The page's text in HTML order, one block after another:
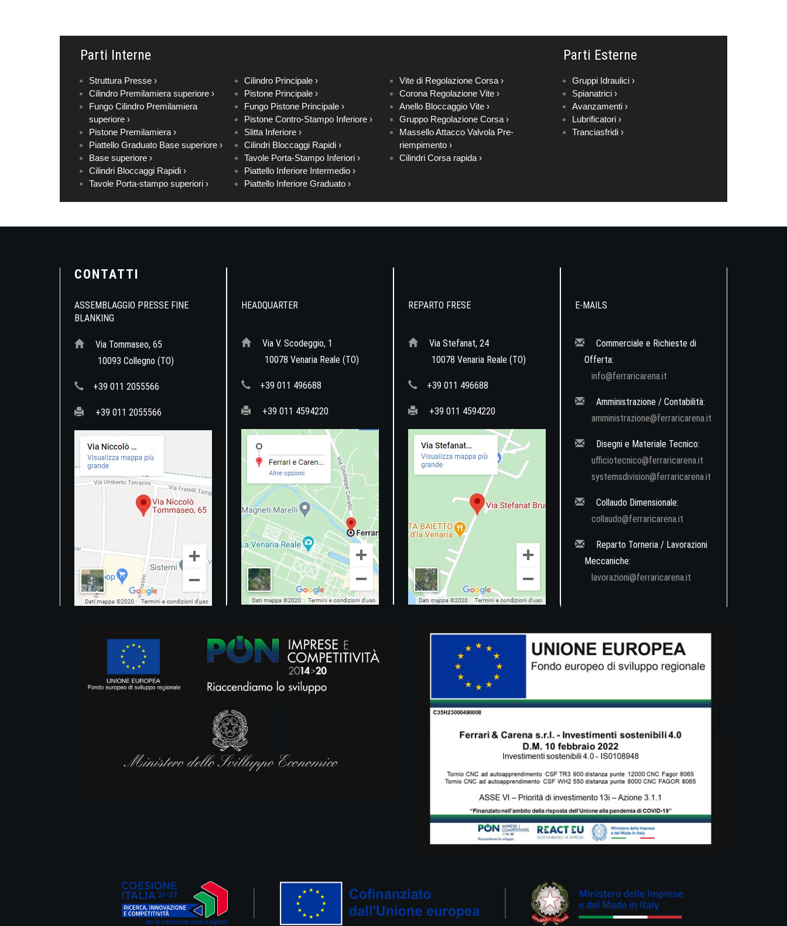
Parti Interne
Struttura Presse ›
Cilindro Premilamiera superiore ›
Fungo Cilindro Premilamiera
superiore ›
Pistone Premilamiera ›
Piattello Graduato Base superiore ›
Base superiore ›
Cilindri Bloccaggi Rapidi ›
Tavole Porta-stampo superiori ›
Cilindro Principale ›
Pistone Principale ›
Fungo Pistone Principale ›
Pistone Contro-Stampo Inferiore ›
Slitta Inferiore ›
Cilindri Bloccaggi Rapidi ›
Tavole Porta-Stampo Inferiori ›
Piattello Inferiore Intermedio ›
Piattello Inferiore Graduato ›
Vite di Regolazione Corsa ›
Corona Regolazione Vite ›
Anello Bloccaggio Vite ›
Gruppo Regolazione Corsa ›
Massello Attacco Valvola Pre-
riempimento ›
Cilindri Corsa rapida ›
Parti Esterne
Gruppi Idraulici ›
Spianatrici ›
Avanzamenti ›
Lubrificatori ›
Tranciasfridi ›
CONTATTI
ASSEMBLAGGIO PRESSE FINE
BLANKING
Via Tommaseo, 65
10093 Collegno (TO)
+39 011 2055566
+39 011 2055566
HEADQUARTER
Via V. Scodeggio, 1
10078 Venaria Reale (TO)
+39 011 496688
+39 011 4594220
REPARTO FRESE
Via Stefanat, 24
10078 Venaria Reale (TO)
+39 011 496688
+39 011 4594220
E-MAILS
Commerciale e Richieste di
Offerta:
info@ferraricarena.it
Amministrazione / Contabilità:
amministrazione@ferraricarena.it
Disegni e Materiale Tecnico:
ufficiotecnico@ferraricarena.it
systemsdivision@ferraricarena.it
Collaudo Dimensionale:
collaudo@ferraricarena.it
Reparto Torneria / Lavorazioni
Meccaniche:
lavorazioni@ferraricarena.it